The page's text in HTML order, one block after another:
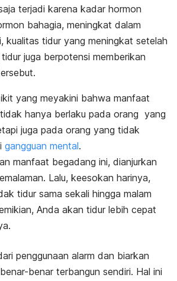
terjadi karena kadar hormon
bahagia, meningkat dalam
kualitas tidur yang meningkat setelah
juga berpotensi memberikan
yang meyakini bahwa manfaat
hanya berlaku pada orang yang
juga pada orang yang tidak
gangguan mental.
manfaat begadang ini, dianjurkan
Lalu, keesokan harinya,
tidur sama sekali hingga malam
Anda akan tidur lebih cepat
penggunaan alarm dan biarkan
benar terbangun sendiri. Hal ini